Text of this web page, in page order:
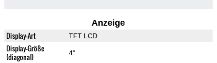
Anzeige
Display-Art TFT LCD
Display-Größe
(diagonal)
4"